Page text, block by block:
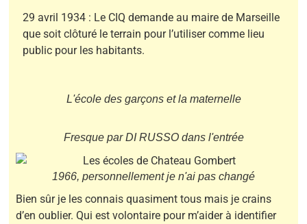
29 avril 1934 : Le CIQ demande au maire de Marseille
que soit clôturé le terrain pour l’utiliser comme lieu
public pour les habitants.
L'école des garçons et la maternelle
Fresque par DI RUSSO dans l'entrée
1966, personnellement je n'ai pas changé
Bien sûr je les connais quasiment tous mais je crains
d’en oublier. Qui est volontaire pour m’aider à identifier